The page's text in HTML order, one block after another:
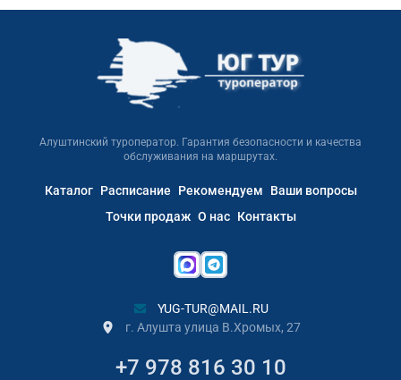
Алуштинский туроператор. Гарантия безопасности и качества
обслуживания на маршрутах.
Каталог Расписание Рекомендуем
Ваши вопросы
Точки продаж О нас Контакты
YUG-TUR@MAIL.RU
г. Алушта улица В.Хромых, 27
+7 978 816 30 10